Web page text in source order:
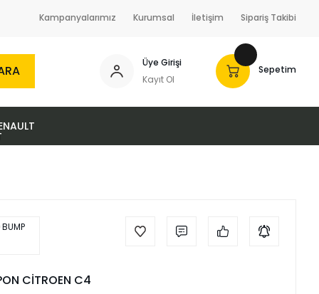
Kampanyalarımız Kurumsal İletişim Sipariş Takibi
Üye Girişi
Kayıt Ol
Sepetim
CİTROEN C4